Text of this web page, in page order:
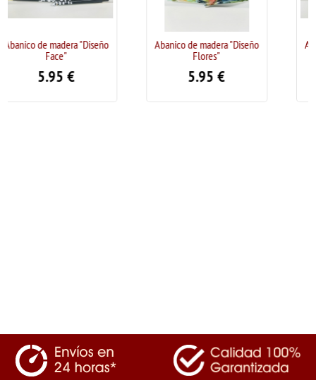
"Diseño
Abanico de madera "Diseño
Abanico de